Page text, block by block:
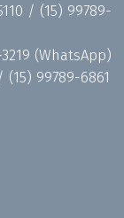
/ (15) 99789-
(WhatsApp)
(15) 99789-6861